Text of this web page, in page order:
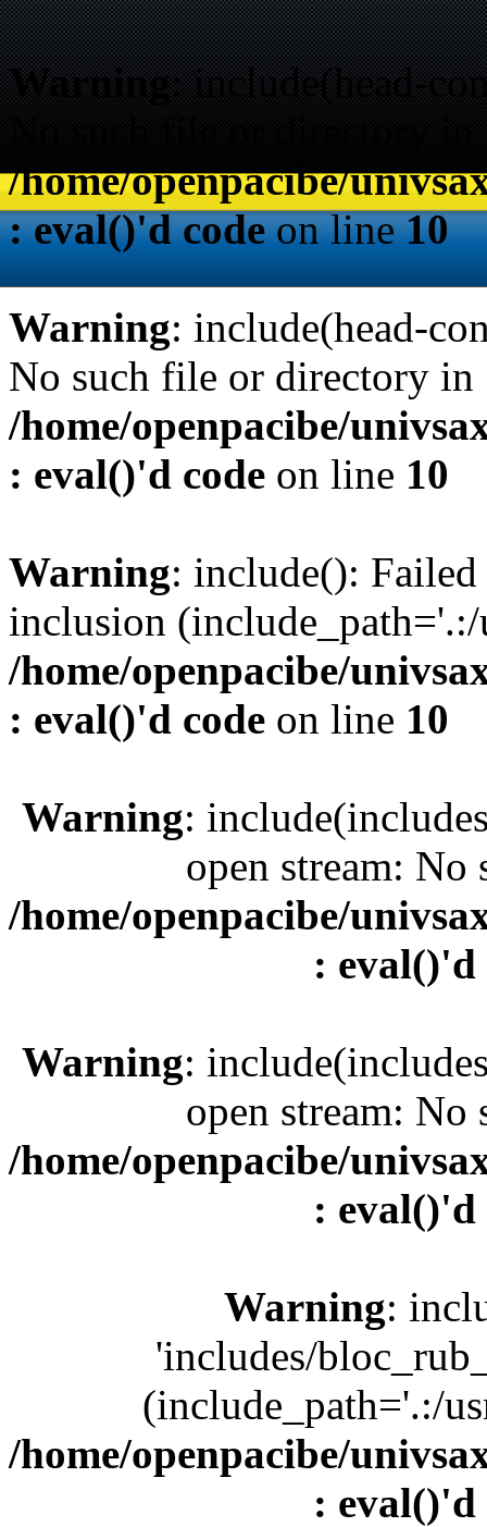
Warning: include(head-
/home/openpacibe/
: eval()'d codeon line10
Warning: include(head-
No such file or directory in
/home/openpacibe/
: eval()'d code on line 10
Warning: include():
inclusion
/home/openpacibe/
: eval()'d code on line 10
Warning:
open stream:
/home/openpacibe/
: eval()'d
Warning:
open stream:
/home/openpacibe/
: eval()'d
Warning:
'includes/
(include_path='.:/
/home/openpacibe/
: eval()'d